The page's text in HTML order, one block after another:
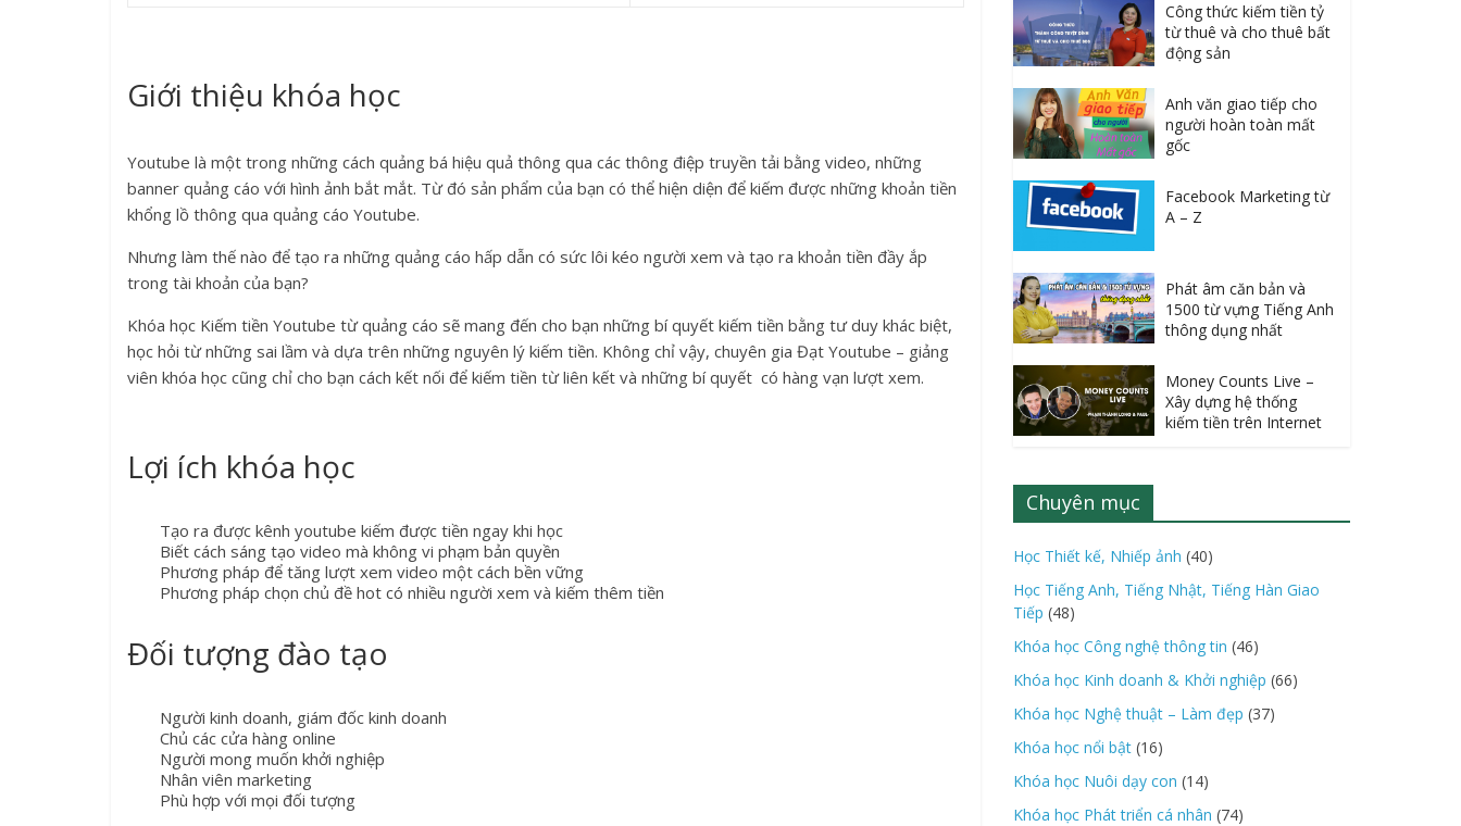
Giới thiệu khóa học
Youtube là một trong những cách quảng bá hiệu quả thông qua các thông điệp truyền tải bằng video, những
banner quảng cáo với hình ảnh bắt mắt. Từ đó sản phẩm của bạn có thể hiện diện để kiếm được những khoản tiền
khổng lồ thông qua quảng cáo Youtube.
Nhưng làm thế nào để tạo ra những quảng cáo hấp dẫn có sức lôi kéo người xem và tạo ra khoản tiền đầy ắp
trong tài khoản của bạn?
Khóa học Kiếm tiền Youtube từ quảng cáo sẽ mang đến cho bạn những bí quyết kiếm tiền bằng tư duy khác biệt,
học hỏi từ những sai lầm và dựa trên những nguyên lý kiếm tiền. Không chỉ vậy, chuyên gia Đạt Youtube – giảng
viên khóa học cũng chỉ cho bạn cách kết nối để kiếm tiền từ liên kết và những bí quyết có hàng vạn lượt xem.
Lợi ích khóa học
Tạo ra được kênh youtube kiếm được tiền ngay khi học
Biết cách sáng tạo video mà không vi phạm bản quyền
Phương pháp để tăng lượt xem video một cách bền vững
Phương pháp chọn chủ đề hot có nhiều người xem và kiếm thêm tiền
Đối tượng đào tạo
Người kinh doanh, giám đốc kinh doanh
Chủ các cửa hàng online
Người mong muốn khởi nghiệp
Nhân viên marketing
Phù hợp với mọi đối tượng
Công thức kiếm tiền tỷ
từ thuê và cho thuê bất
động sản
Anh văn giao tiếp cho
người hoàn toàn mất
gốc
Facebook Marketing từ
A – Z
Phát âm căn bản và
1500 từ vựng Tiếng Anh
thông dụng nhất
Money Counts Live –
Xây dựng hệ thống
kiếm tiền trên Internet
Chuyên mục
Học Thiết kế, Nhiếp ảnh (40)
Học Tiếng Anh, Tiếng Nhật, Tiếng Hàn Giao
Tiếp (48)
Khóa học Công nghệ thông tin (46)
Khóa học Kinh doanh & Khởi nghiệp (66)
Khóa học Nghệ thuật – Làm đẹp (37)
Khóa học nổi bật (16)
Khóa học Nuôi dạy con (14)
Khóa học Phát triển cá nhân (74)